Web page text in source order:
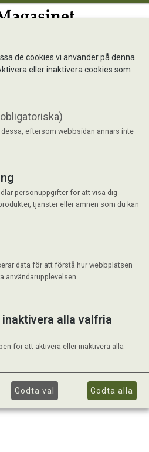
X
de cookies vi använder på denna
eller inaktivera cookies som
dessa, eftersom webbsidan annars inte
personuppgifter för att visa dig
tjänster eller ämnen som du kan
data för att förstå hur webbplatsen
användarupplevelsen.
alla valfria
för att aktivera eller inaktivera alla
Godta val Godta alla